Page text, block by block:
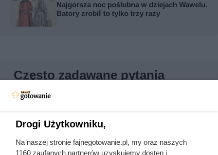
Najgorsza noc poślubna w dziejach Wawelu.
Batory zrobił to tylko trzy razy
Często zadawane pytania
Co to jest kimchi
Z czym jeść kimchi
Drogi Użytkowniku,
Na naszej stronie fajnegotowanie.pl, my oraz naszych
1160 zaufanych partnerów uzyskujemy dostęp i